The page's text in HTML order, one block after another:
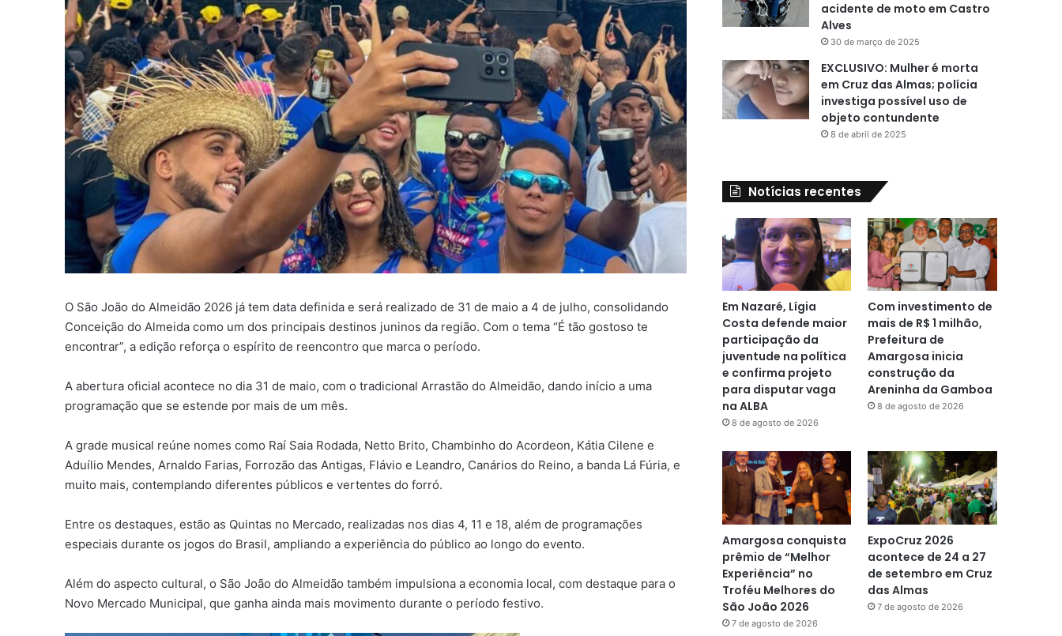
O São João do Almeidão 2026 já tem data definida e será realizado de 31 de maio a 4 de julho, consolidando
Conceição do Almeida como um dos principais destinos juninos da região. Com o tema “É tão gostoso te
encontrar”, a edição reforça o espírito de reencontro que marca o período.
A abertura oficial acontece no dia 31 de maio, com o tradicional Arrastão do Almeidão, dando início a uma
programação que se estende por mais de um mês.
A grade musical reúne nomes como Raí Saia Rodada, Netto Brito, Chambinho do Acordeon, Kátia Cilene e
Aduílio Mendes, Arnaldo Farias, Forrozão das Antigas, Flávio e Leandro, Canários do Reino, a banda Lá Fúria, e
muito mais, contemplando diferentes públicos e vertentes do forró.
Entre os destaques, estão as Quintas no Mercado, realizadas nos dias 4, 11 e 18, além de programações
especiais durante os jogos do Brasil, ampliando a experiência do público ao longo do evento.
Além do aspecto cultural, o São João do Almeidão também impulsiona a economia local, com destaque para o
Novo Mercado Municipal, que ganha ainda mais movimento durante o período festivo.
acidente de moto em Castro
Alves
30 de março de 2025
EXCLUSIVO: Mulher é morta
em Cruz das Almas; polícia
investiga possível uso de
objeto contundente
8 de abril de 2025
Notícias recentes
Em Nazaré, Lígia
Costa defende maior
participação da
juventude na política
e confirma projeto
para disputar vaga
na ALBA
8 de agosto de 2026
Com investimento de
mais de R$ 1 milhão,
Prefeitura de
Amargosa inicia
construção da
Areninha da Gamboa
8 de agosto de 2026
Amargosa conquista
prêmio de “Melhor
Experiência” no
Troféu Melhores do
São João 2026
7 de agosto de 2026
ExpoCruz 2026
acontece de 24 a 27
de setembro em Cruz
das Almas
7 de agosto de 2026